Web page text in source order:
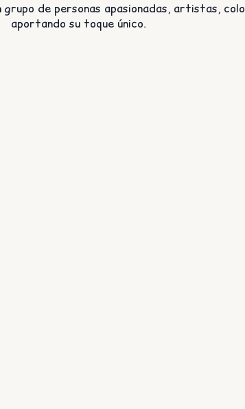
grupo de personas apasionadas, artistas,
aportando su toque único.